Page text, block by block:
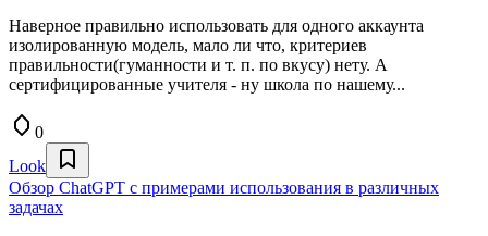
Наверное правильно использовать для одного аккаунта
изолированную модель, мало ли что, критериев
правильности(гуманности и т. п. по вкусу) нету. А
сертифицированные учителя - ну школа по нашему...
0
Look
Обзор ChatGPT с примерами использования в различных
задачах